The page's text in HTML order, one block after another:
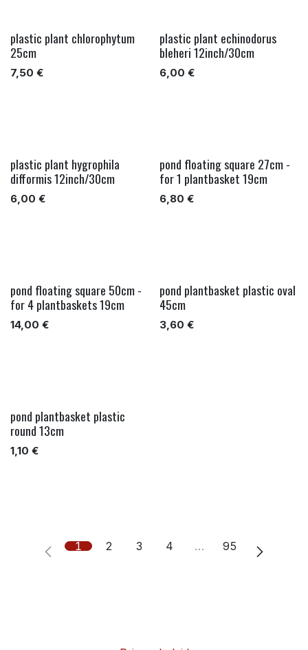
plastic plant chlorophytum
25cm
7,50 €
plastic plant echinodorus
bleheri 12inch/30cm
6,00 €
plastic plant hygrophila
difformis 12inch/30cm
6,00 €
pond floating square 27cm -
for 1 plantbasket 19cm
6,80 €
pond floating square 50cm -
for 4 plantbaskets 19cm
14,00 €
pond plantbasket plastic oval
45cm
3,60 €
pond plantbasket plastic
round 13cm
1,10 €
1 2 3 4 … 95